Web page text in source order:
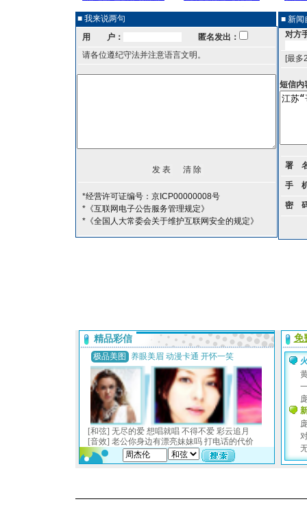
■ 我来说两句
用 户：
匿名发出：
请各位遵纪守法并注意语言文明。
*经营许可证编号：京ICP00000008号
*《互联网电子公告服务管理规定》
*《全国人大常委会关于维护互联网安全的规定》
■ 新闻
对方
[最多
短信内
署
手
密